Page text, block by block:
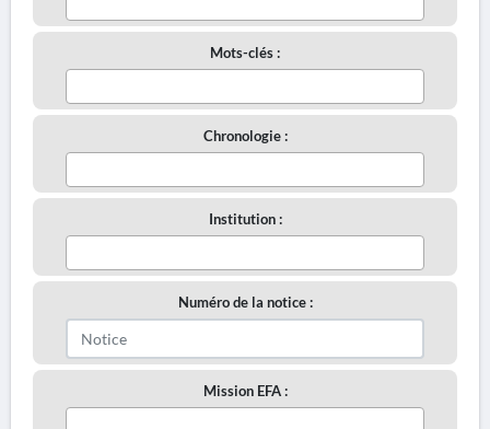
Mots-clés :
Chronologie :
Institution :
Numéro de la notice :
Mission EFA :